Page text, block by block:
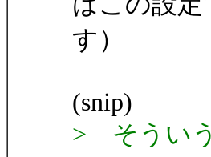
す）
(snip)
> そういう